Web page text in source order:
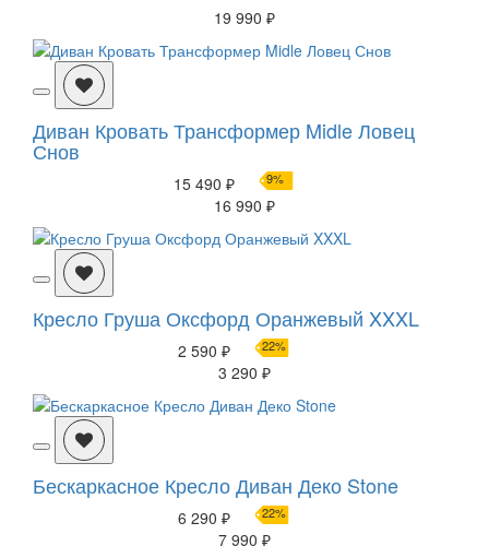
19 990 ₽
Диван Кровать Трансформер Midle Ловец
Снов
15 490 ₽ 9%
16 990 ₽
Кресло Груша Оксфорд Оранжевый XXXL
2 590 ₽ 22%
3 290 ₽
Бескаркасное Кресло Диван Деко Stone
6 290 ₽ 22%
7 990 ₽